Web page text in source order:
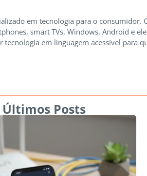
em tecnologia para o consumidor.
smart TVs, Windows, Android e
em linguagem acessível para
Últimos Posts